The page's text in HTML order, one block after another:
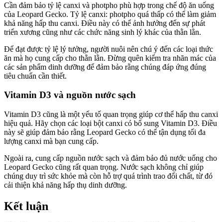
Cần đảm bảo tỷ lệ canxi và photpho phù hợp trong chế độ ăn uống
của Leopard Gecko. Tỷ lệ canxi: photpho quá thấp có thể làm giảm
khả năng hấp thu canxi. Điều này có thể ảnh hưởng đến sự phát
triển xương cũng như các chức năng sinh lý khác của thằn lằn.
Để đạt được tỷ lệ lý tưởng, người nuôi nên chú ý đến các loại thức
ăn mà họ cung cấp cho thằn lằn. Đừng quên kiểm tra nhãn mác của
các sản phẩm dinh dưỡng để đảm bảo rằng chúng đáp ứng đúng
tiêu chuẩn cần thiết.
Vitamin D3 và nguồn nước sạch
Vitamin D3 cũng là một yếu tố quan trọng giúp cơ thể hấp thu canxi
hiệu quả. Hãy chọn các loại bột canxi có bổ sung Vitamin D3. Điều
này sẽ giúp đảm bảo rằng Leopard Gecko có thể tận dụng tối đa
lượng canxi mà bạn cung cấp.
Ngoài ra, cung cấp nguồn nước sạch và đảm bảo đủ nước uống cho
Leopard Gecko cũng rất quan trọng. Nước sạch không chỉ giúp
chúng duy trì sức khỏe mà còn hỗ trợ quá trình trao đổi chất, từ đó
cải thiện khả năng hấp thụ dinh dưỡng.
Kết luận